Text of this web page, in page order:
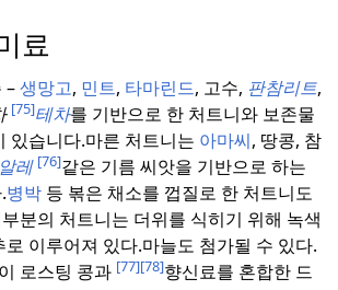
료
–생망고, 민트, 타마린드, 고수, 판참리트,
[75]테차를 기반으로 한 처트니와 보존물
있습니다.마른 처트니는 아마씨, 땅콩, 참
레 [76]같은 기름 씨앗을 기반으로 하는
병박 등 볶은 채소를 껍질로 한 처트니도
분의 처트니는 더위를 식히기 위해 녹색
이루어져 있다.마늘도 첨가될 수 있다.
로스팅 콩과 [77][78]향신료를 혼합한 드